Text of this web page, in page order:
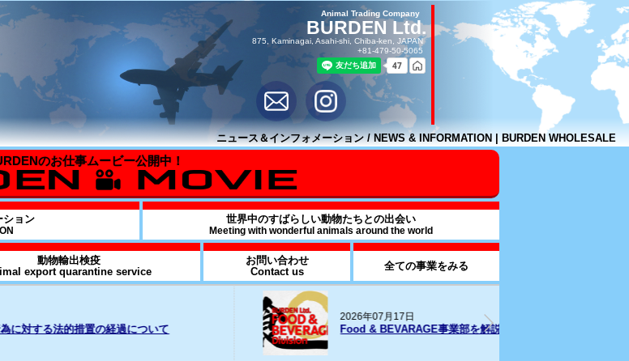
Animal Trading Company
BURDEN Ltd.
875, Kaminagai, Asahi-shi, Chiba-ken, JAPAN
+81-479-50-5065
ニュース＆インフォメーション / NEWS & INFORMATION | BURDEN WHOLESALE
ション 世界中のすばらしい動物たちとの出会い
Meeting with wonderful animals around the world
動物輸出検疫
export quarantine service
お問い合わせ
Contact us
全ての事業をみる
経過について
2026年07月17日
Food & BEVARAGE事業部を解説